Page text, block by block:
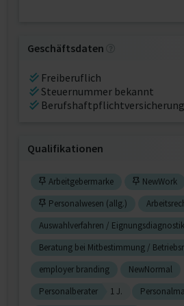
Geschäftsdaten
Freiberuflich
Steuernummer bekannt
Berufshaftpflichtversicherung
Qualifikationen
Arbeitgebermarke
NewWork
Personalwesen (allg.)
Auswahlverfahren / Eignungsdiagnostik
Beratung bei Mitbestimmung /
employer branding
NewNormal
Personalberater
1 J.